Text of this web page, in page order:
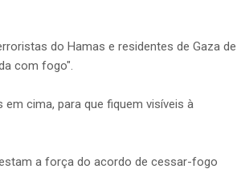
do Hamas e residentes de Gaza de
com fogo".
cima, para que fiquem visíveis à
a força do acordo de cessar-fogo